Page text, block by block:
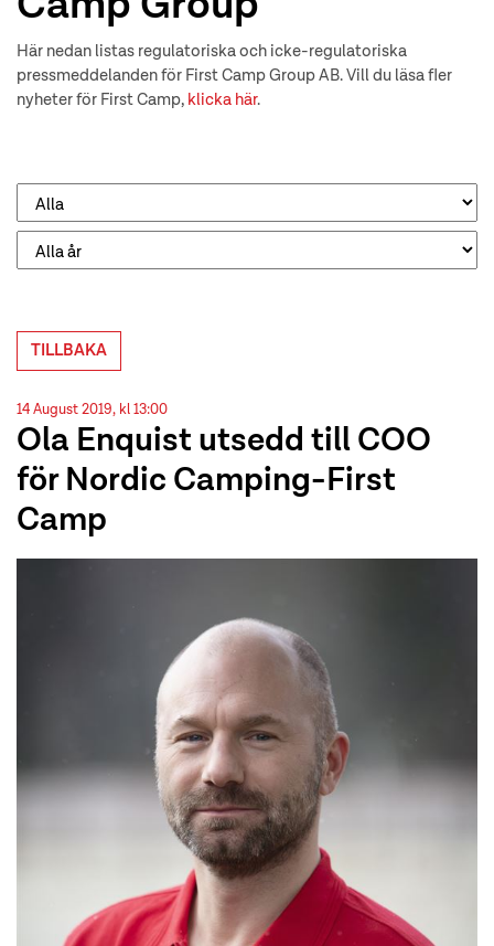
Här nedan listas regulatoriska och icke-regulatoriska
pressmeddelanden för First Camp Group AB. Vill du läsa fler
nyheter för First Camp, klicka här.
TILLBAKA
14 August 2019, kl 13:00
Ola Enquist utsedd till COO
för Nordic Camping-First
Camp